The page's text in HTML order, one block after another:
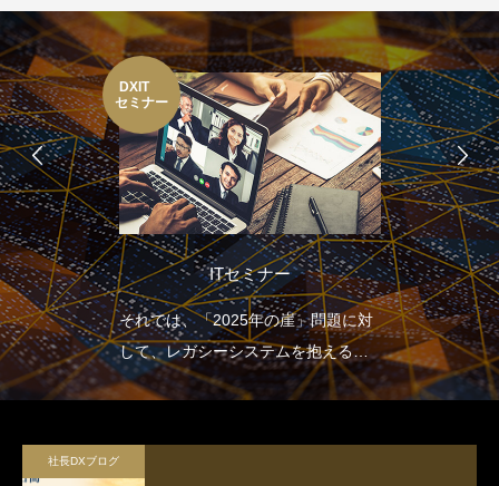
DXIT
セミナー
ITセミナー
それでは、「2025年の崖」問題に対
して、レガシーシステムを抱える多
くの日本企業はどのような取り組み
2025年の崖による損失を避け、飛躍
していくためにDXの推進のために、
社長DXブログ